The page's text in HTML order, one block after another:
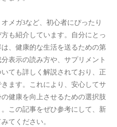
メガ3など、初心者にぴったり
も紹介しています。自分にとっ
、健康的な生活を送るための第
表示の読み方や、サプリメント
ても詳しく解説されており、正
ます。これにより、安心してサ
健康を向上させるための選択肢
この記事をぜひ参考にして、新
てください。